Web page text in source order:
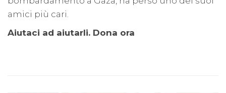
amici più cari.
Aiutaci ad aiutarli. Dona ora